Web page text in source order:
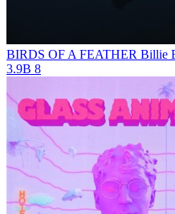
BIRDS OF A FEATHER Billie
3.9B 8